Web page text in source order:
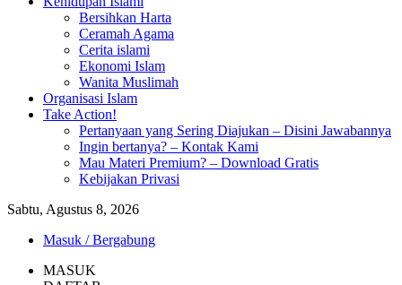
Bersihkan Harta
Ceramah Agama
Cerita islami
Ekonomi Islam
Wanita Muslimah
Organisasi Islam
Take Action!
Pertanyaan yang Sering Diajukan – Disini Jawabannya
Ingin bertanya? – Kontak Kami
Mau Materi Premium? – Download Gratis
Kebijakan Privasi
Sabtu, Agustus 8, 2026
Masuk / Bergabung
MASUK